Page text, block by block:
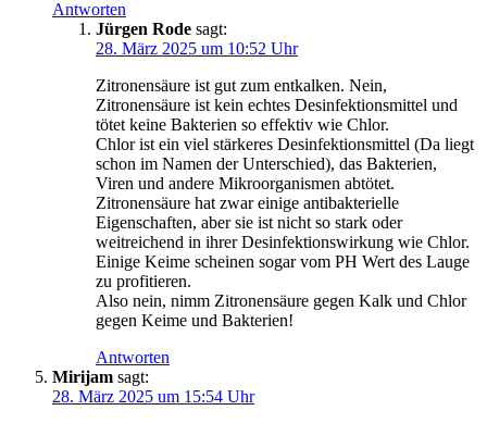
Antworten
Jürgen Rode sagt:
28. März 2025 um 10:52 Uhr
Zitronensäure ist gut zum entkalken. Nein,
Zitronensäure ist kein echtes Desinfektionsmittel und
tötet keine Bakterien so effektiv wie Chlor.
Chlor ist ein viel stärkeres Desinfektionsmittel (Da liegt
schon im Namen der Unterschied), das Bakterien,
Viren und andere Mikroorganismen abtötet.
Zitronensäure hat zwar einige antibakterielle
Eigenschaften, aber sie ist nicht so stark oder
weitreichend in ihrer Desinfektionswirkung wie Chlor.
Einige Keime scheinen sogar vom PH Wert des Lauge
zu profitieren.
Also nein, nimm Zitronensäure gegen Kalk und Chlor
gegen Keime und Bakterien!
Antworten
Mirijam sagt:
28. März 2025 um 15:54 Uhr